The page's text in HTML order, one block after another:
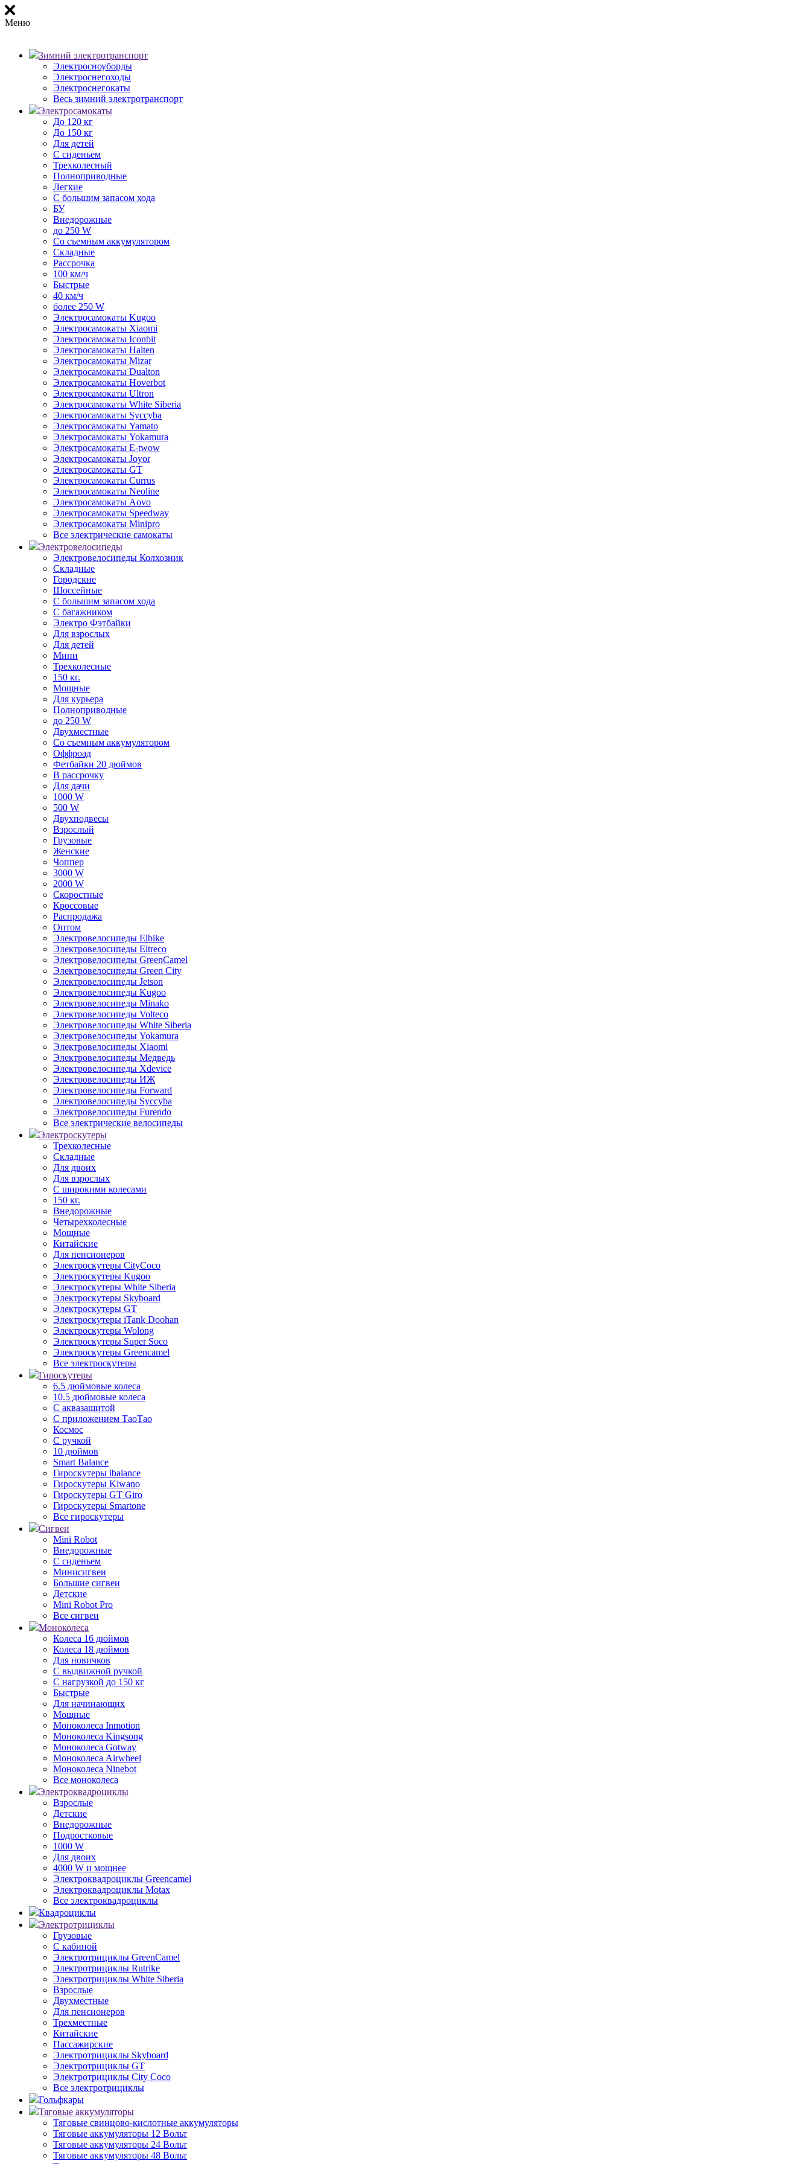
Меню
Зимний электротранспорт
Электросноуборды
Электроснегоходы
Электроснегокаты
Весь зимний электротранспорт
Электросамокаты
До 120 кг
До 150 кг
Для детей
С сиденьем
Трехколесный
Полноприводные
Легкие
С большим запасом хода
БУ
Внедорожные
до 250 W
Со съемным аккумулятором
Складные
Рассрочка
100 км/ч
Быстрые
40 км/ч
более 250 W
Электросамокаты Kugoo
Электросамокаты Xiaomi
Электросамокаты Iconbit
Электросамокаты Halten
Электросамокаты Mizar
Электросамокаты Dualton
Электросамокаты Hoverbot
Электросамокаты Ultron
Электросамокаты White Siberia
Электросамокаты Syccyba
Электросамокаты Yamato
Электросамокаты Yokamura
Электросамокаты E-twow
Электросамокаты Joyor
Электросамокаты GT
Электросамокаты Currus
Электросамокаты Neoline
Электросамокаты Aovo
Электросамокаты Speedway
Электросамокаты Minipro
Все электрические самокаты
Электровелосипеды
Электровелосипеды Колхозник
Складные
Городские
Шоссейные
С большим запасом хода
С багажником
Электро Фэтбайки
Для взрослых
Для детей
Мини
Трехколесные
150 кг.
Мощные
Для курьера
Полноприводные
до 250 W
Двухместные
Со съемным аккумулятором
Оффроад
Фетбайки 20 дюймов
В рассрочку
Для дачи
1000 W
500 W
Двухподвесы
Взрослый
Грузовые
Женские
Чоппер
3000 W
2000 W
Скоростные
Кроссовые
Распродажа
Оптом
Электровелосипеды Elbike
Электровелосипеды Eltreco
Электровелосипеды GreenCamel
Электровелосипеды Green City
Электровелосипеды Jetson
Электровелосипеды Kugoo
Электровелосипеды Minako
Электровелосипеды Volteco
Электровелосипеды White Siberia
Электровелосипеды Yokamura
Электровелосипеды Xiaomi
Электровелосипеды Медведь
Электровелосипеды Xdevice
Электровелосипеды ИЖ
Электровелосипеды Forward
Электровелосипеды Syccyba
Электровелосипеды Furendo
Все электрические велосипеды
Электроскутеры
Трехколесные
Складные
Для двоих
Для взрослых
С широкими колесами
150 кг.
Внедорожные
Четырехколесные
Мощные
Китайские
Для пенсионеров
Электроскутеры CityCoco
Электроскутеры Kugoo
Электроскутеры White Siberia
Электроскутеры Skyboard
Электроскутеры GT
Электроскутеры iTank Doohan
Электроскутеры Wolong
Электроскутеры Super Soco
Электроскутеры Greencamel
Все электроскутеры
Гироскутеры
6.5 дюймовые колеса
10.5 дюймовые колеса
С аквазащитой
С приложением ТаоТао
Космос
С ручкой
10 дюймов
Smart Balance
Гироскутеры ibalance
Гироскутеры Kiwano
Гироскутеры GT Giro
Гироскутеры Smartone
Все гироскутеры
Сигвеи
Mini Robot
Внедорожные
С сиденьем
Минисигвеи
Большие сигвеи
Детские
Mini Robot Pro
Все сигвеи
Моноколеса
Колеса 16 дюймов
Колеса 18 дюймов
Для новичков
С выдвижной ручкой
С нагрузкой до 150 кг
Быстрые
Для начинающих
Мощные
Моноколеса Inmotion
Моноколеса Kingsong
Моноколеса Gotway
Моноколеса Airwheel
Моноколеса Ninebot
Все моноколеса
Электроквадроциклы
Взрослые
Детские
Внедорожные
Подростковые
1000 W
Для двоих
4000 W и мощнее
Электроквадроциклы Greencamel
Электроквадроциклы Motax
Все электроквадроциклы
Квадроциклы
Электротрициклы
Грузовые
С кабиной
Электротрициклы GreenCamel
Электротрициклы Rutrike
Электротрициклы White Siberia
Взрослые
Двухместные
Для пенсионеров
Трехместные
Китайские
Пассажирские
Электротрициклы Skyboard
Электротрициклы GT
Электротрициклы City Coco
Все электротрициклы
Гольфкары
Тяговые аккумуляторы
Тяговые свинцово-кислотные аккумуляторы
Тяговые аккумуляторы 12 Вольт
Тяговые аккумуляторы 24 Вольт
Тяговые аккумуляторы 48 Вольт